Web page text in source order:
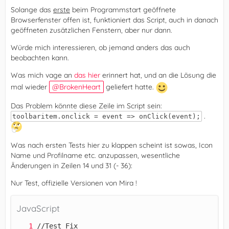
Solange das erste beim Programmstart geöffnete
Browserfenster offen ist, funktioniert das Script, auch in danach
geöffneten zusätzlichen Fenstern, aber nur dann.
Würde mich interessieren, ob jemand anders das auch
beobachten kann.
Was mich vage an das hier erinnert hat, und an die Lösung die
mal wieder
BrokenHeart geliefert hatte.
Das Problem könnte diese Zeile im Script sein:
toolbaritem.onclick = event => onClick(event); .
Was nach ersten Tests hier zu klappen scheint ist sowas, Icon
Name und Profilname etc. anzupassen, wesentliche
Änderungen in Zeilen 14 und 31 (- 36):
Nur Test, offizielle Versionen von Mira !
JavaScript